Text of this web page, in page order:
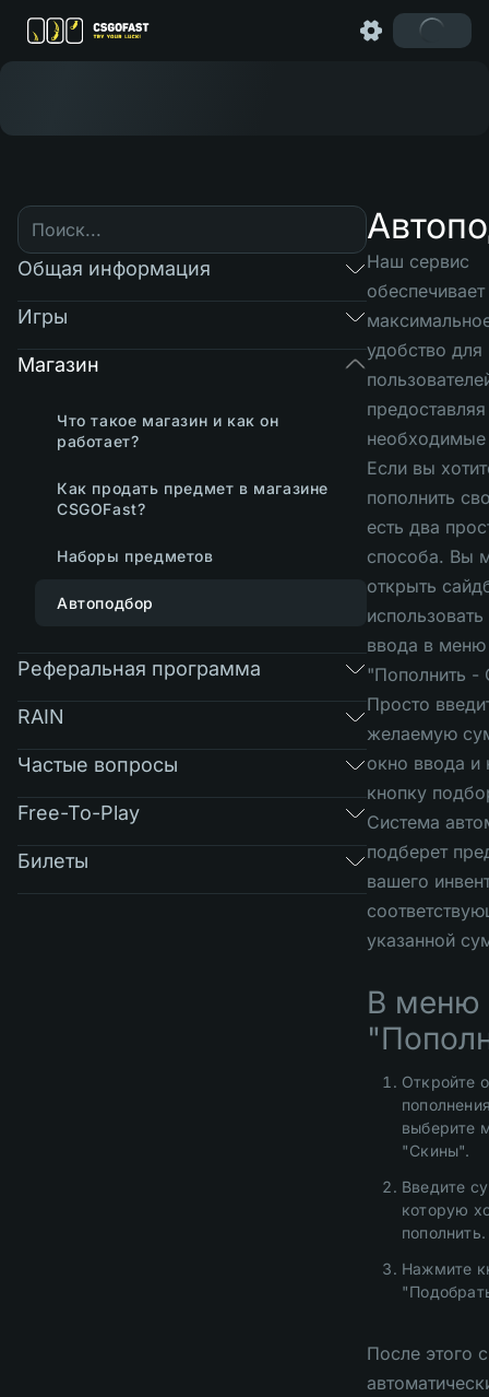
Общая информация
Игры
Магазин
Что такое магазин и как он
работает?
Как продать предмет в магазине
CSGOFast?
Наборы предметов
Автоподбор
Реферальная программа
RAIN
Частые вопросы
Free-To-Play
Билеты
Наш сервис
обеспечивает
удобство для
Если вы
пополнить
есть два
способа. Вы
открыть
ввода в меню
"Пополнить -
Просто
желаемую
окно ввода и
кнопку
Система
подберет
вашего
указанной
В меню
Откройте
выберите
"Скины".
Введите
которую
пополнить.
Нажмите
После этого